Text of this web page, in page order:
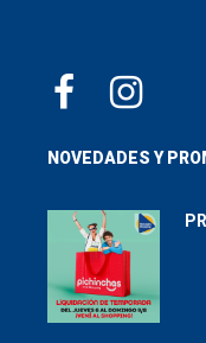
NOVEDADES Y